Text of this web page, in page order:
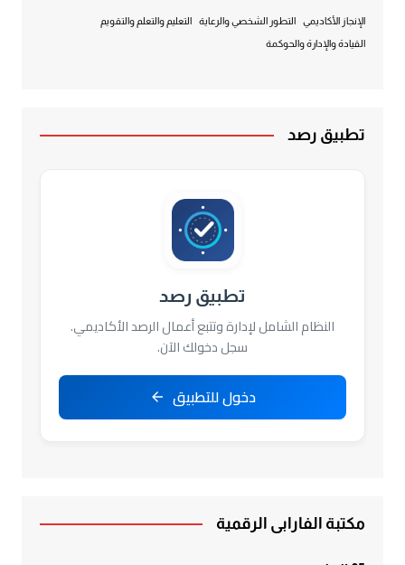
الإنجاز الأكاديمي التطور الشخصي والرعاية التعليم والتعلم والتقويم
القيادة والإدارة والحوكمة
تطبيق رصد
تطبيق رصد
النظام الشامل لإدارة وتتبع أعمال الرصد الأكاديمي.
سجل دخولك الآن.
دخول للتطبيق
مكتبة الفارابي الرقمية